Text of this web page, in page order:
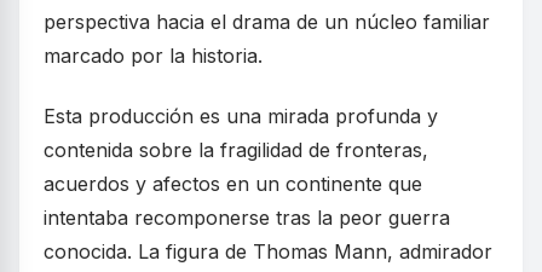
perspectiva hacia el drama de un núcleo familiar
marcado por la historia.
Esta producción es una mirada profunda y
contenida sobre la fragilidad de fronteras,
acuerdos y afectos en un continente que
intentaba recomponerse tras la peor guerra
conocida. La figura de Thomas Mann, admirador